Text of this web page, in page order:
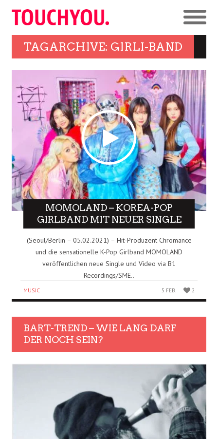
TAGARCHIVE: GIRLI-BAND
MOMOLAND – KOREA-POP
GIRLBAND MIT NEUER SINGLE
(Seoul/Berlin – 05.02.2021) – Hit-Produzent Chromance
und die sensationelle K-Pop Girlband MOMOLAND
veröffentlichen neue Single und Video via B1
Recordings/SME..
MUSIC 5 FEB. 2
BART-TREND – WIE LANG DARF
DER NOCH SEIN?